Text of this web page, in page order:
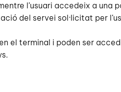
l’usuari accedeix a una
del servei sol·licitat per
el terminal i poden ser